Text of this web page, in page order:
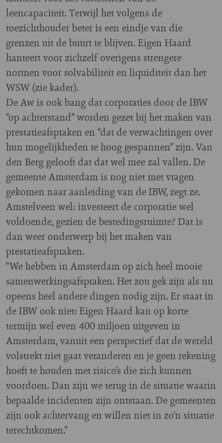
leencapaciteit. Terwijl het volgens de
toezichthouder beter is een eindje van die
grenzen uit de buurt te blijven. Eigen Haard
hanteert voor zichzelf overigens strengere
normen voor solvabiliteit en liquiditeit dan het
WSW (zie kader).
De Aw is ook bang dat corporaties door de IBW
“op achterstand” worden gezet bij het maken van
prestatieafspraken en “dat de verwachtingen over
hun mogelijkheden te hoog gespannen” zijn. Van
den Berg gelooft dat dat wel mee zal vallen. De
gemeente Amsterdam is nog niet met vragen
gekomen naar aanleiding van de IBW, zegt ze.
Amstelveen wel: investeert de corporatie wel
voldoende, gezien de bestedingsruimte? Dat is
dan weer onderwerp bij het maken van
prestatieafspraken.
“We hebben in Amsterdam op zich heel mooie
samenwerkingsafspraken. Het zou gek zijn als nu
opeens heel andere dingen nodig zijn. Er staat in
de IBW ook niet: Eigen Haard kan op korte
termijn wel even 400 miljoen uitgeven in
Amsterdam, vanuit een perspectief dat de wereld
volstrekt niet gaat veranderen en je geen rekening
hoeft te houden met risico’s die zich kunnen
voordoen. Dan zijn we terug in de situatie waarin
bepaalde incidenten zijn ontstaan. De gemeenten
zijn ook achtervang en willen niet in zo’n situatie
terechtkomen.”